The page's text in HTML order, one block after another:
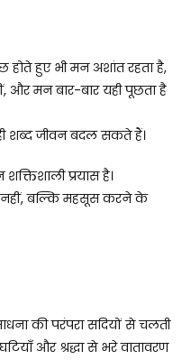
हुए भी मन अशांत रहता है,
और मन बार-बार यही पूछता है
शब्द जीवन बदल सकते हैं।
प्रयास है।
बल्कि महसूस करने के
की परंपरा सदियों से चलती
और श्रद्धा से भरे वातावरण